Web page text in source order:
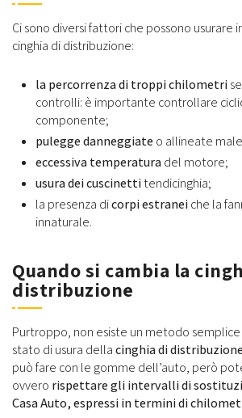
Ci sono diversi fattori che possono usurare
cinghia di distribuzione:
la percorrenza di troppi chilometri
controlli: è importante controllare
componente;
pulegge danneggiateo allineate
eccessiva temperaturadel motore;
usura dei cuscinettitendicinghia;
la presenza dicorpi estraneiche la
innaturale.
Quando si cambia la
distribuzione
Purtroppo, non esiste un metodo
stato di usura dellacinghia di
può fare con le gomme dell’auto, però
ovvero rispettare gli intervalli di
Casa Auto, espressi in termini di